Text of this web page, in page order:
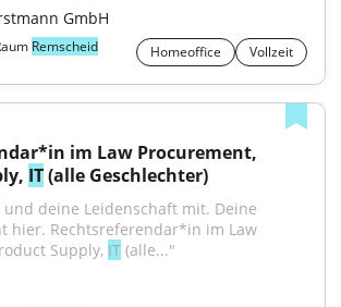
GmbH
Remscheid Homeoffice Vollzeit
im Law Procurement,
IT (alle Geschlechter)
deine Leidenschaft mit. Deine
hier. Rechtsreferendar*in im Law
Supply, IT (alle..."